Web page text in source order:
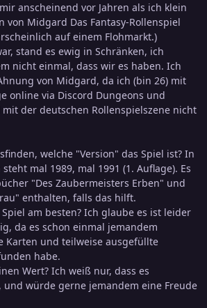
anscheinend vor Jahren als ich klein
von Midgard Das Fantasy-Rollenspiel
auf einem Flohmarkt.)
stand es ewig in Schränken, ich
nicht einmal, dass wir es haben. Ich
von Midgard, da ich (bin 26) mit
online via Discord Dungeons und
der deutschen Rollenspielszene nicht
welche "Version" das Spiel ist? In
mal 1989, mal 1991 (1. Auflage). Es
"Des Zaubermeisters Erben" und
enthalten, falls das hilft.
am besten? Ich glaube es ist leider
da es schon einmal jemandem
Karten und teilweise ausgefüllte
habe.
Wert? Ich weiß nur, dass es
und würde gerne jemandem eine Freude